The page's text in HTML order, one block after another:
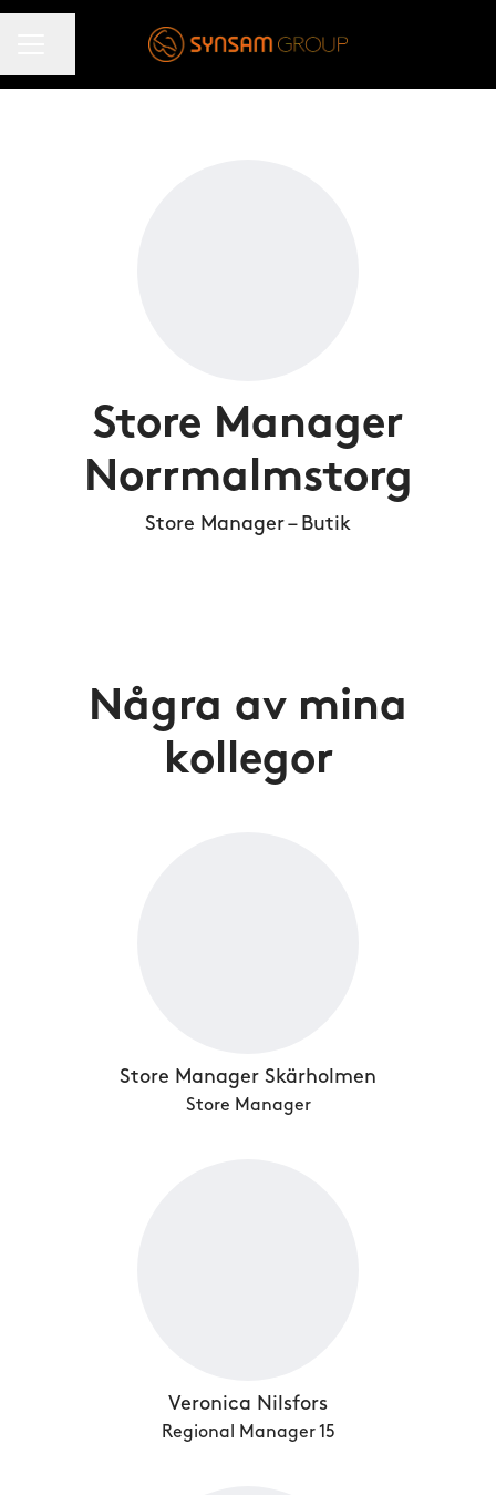
Store Manager
Norrmalmstorg
Store Manager – Butik
Några av mina
kollegor
Store Manager Skärholmen
Store Manager
Veronica Nilsfors
Regional Manager 15